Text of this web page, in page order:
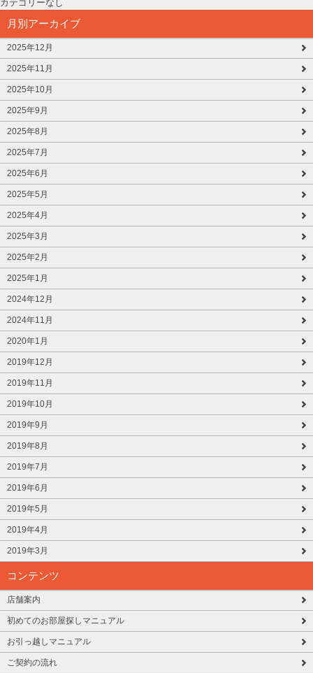
カテゴリーなし
月別アーカイブ
2025年12月
2025年11月
2025年10月
2025年9月
2025年8月
2025年7月
2025年6月
2025年5月
2025年4月
2025年3月
2025年2月
2025年1月
2024年12月
2024年11月
2020年1月
2019年12月
2019年11月
2019年10月
2019年9月
2019年8月
2019年7月
2019年6月
2019年5月
2019年4月
2019年3月
コンテンツ
店舗案内
初めてのお部屋探しマニュアル
お引っ越しマニュアル
ご契約の流れ